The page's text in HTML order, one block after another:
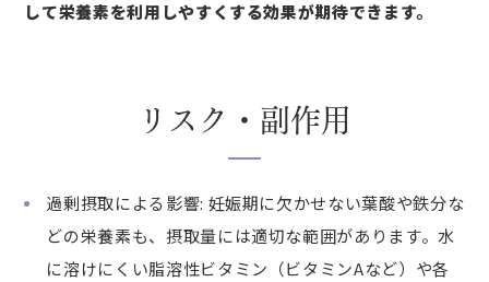
して栄養素を利用しやすくする効果が期待できます。
リスク・副作用
過剰摂取による影響: 妊娠期に欠かせない葉酸や鉄分な
どの栄養素も、摂取量には適切な範囲があります。水
に溶けにくい脂溶性ビタミン（ビタミンAなど）や各